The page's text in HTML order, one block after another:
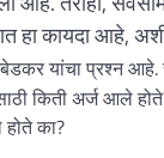
हा कायदा आहे,
यांचा प्रश्न
किती अर्ज आले
का?